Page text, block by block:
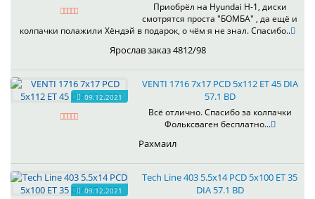
Приобрёл на Hyundai H-1, диски
смотрятся проста "БОМБА" , да ещё и
колпачки полажили Хёндэй в подарок, о чём я не знал. Спасибо..
Ярослав заказ 4812/98
09.12.2021
VENTI 1716 7x17 PCD 5x112 ET 45 DIA
57.1 BD
Всё отлично. Спасибо за колпачки
Фольксваген бесплатно...
Рахмаил
09.12.2021
Tech Line 403 5.5x14 PCD 5x100 ET 35
DIA 57.1 BD